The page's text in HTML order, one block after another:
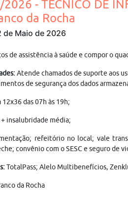
- TÉCNICO DE
da Rocha
de Maio de 2026
de assistência à saúde e compor o
Atende chamados de suporte aos
de segurança dos dados
12x36 das 07h às 19h;
insalubridade média;
refeitório no local; vale
convênio com o SESC e seguro de
TotalPass; Alelo Multibenefícios,
da Rocha